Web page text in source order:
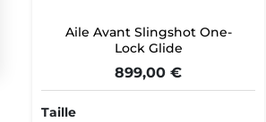
Aile Avant Slingshot One-
Lock Glide
899,00 €
Taille